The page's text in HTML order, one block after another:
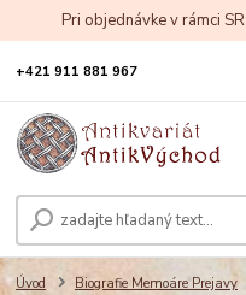
Pri objednávke v rámci
+421 911 881 967
Úvod Biografie Memoáre Prejavy